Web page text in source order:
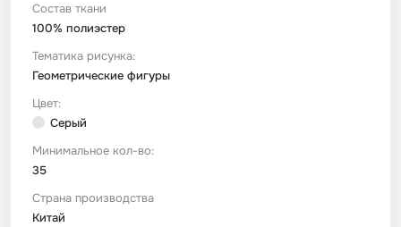
Состав ткани
100% полиэстер
Тематика рисунка:
Геометрические фигуры
Цвет:
Серый
Минимальное кол-во:
35
Страна производства
Китай
Сетка
Ситец
Спанбонд
Тюль
Фланель
Флис
Космос
Техника / транспорт
Этнический